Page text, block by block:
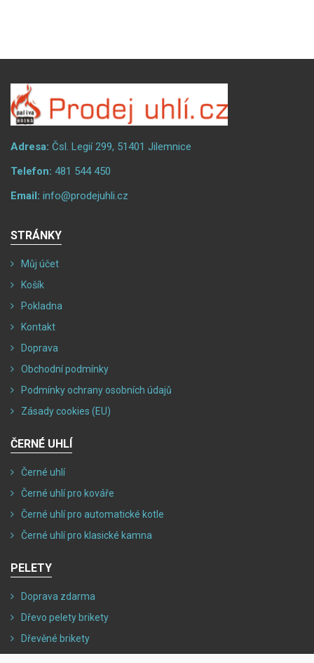
Adresa: Čsl. Legií 299, 51401 Jilemnice
Telefon: 481 544 450
Email: info@prodejuhli.cz
STRÁNKY
Můj účet
Košík
Pokladna
Kontakt
Doprava
Obchodní podmínky
Podmínky ochrany osobních údajů
Zásady cookies (EU)
ČERNÉ UHLÍ
Černé uhlí
Černé uhlí pro kováře
Černé uhlí pro automatické kotle
Černé uhlí pro klasické kamna
PELETY
Doprava zdarma
Dřevo pelety brikety
Dřevěné brikety